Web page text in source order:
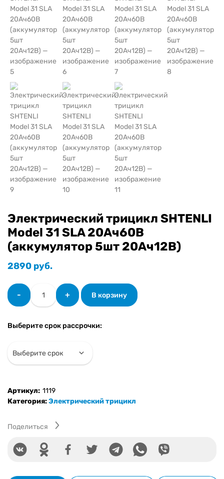
Электрический трицикл SHTENLI
Model 31 SLA 20Ач60В
(аккумулятор 5шт 20Ач12В)
2890 руб.
-
Количество
товара
Электрический
SHTENLI
31
SLA
5шт
20Ач12В)
+ В корзину
Выберите срок рассрочки:
Артикул: 1119
Категория:Электрический трицикл
Поделиться